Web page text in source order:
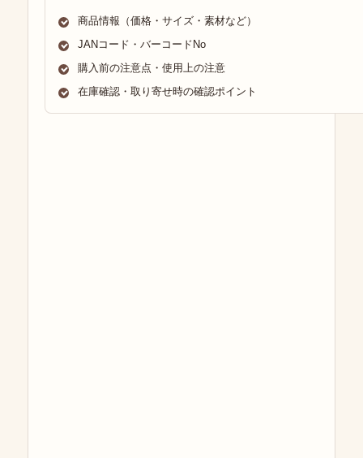
商品情報（価格・サイズ・素材など）
JANコード・バーコードNo
購入前の注意点・使用上の注意
在庫確認・取り寄せ時の確認ポイント